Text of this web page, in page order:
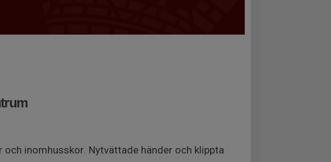
och inomhusskor. Nytvättade händer och klippta